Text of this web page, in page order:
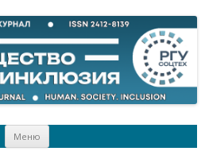
Инклюзия
гуманитарно-
университета
Меню